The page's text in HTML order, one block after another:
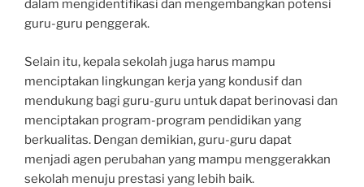
dalam mengidentifikasi dan mengembangkan potensi
guru-guru penggerak.
Selain itu, kepala sekolah juga harus mampu
menciptakan lingkungan kerja yang kondusif dan
mendukung bagi guru-guru untuk dapat berinovasi dan
menciptakan program-program pendidikan yang
berkualitas. Dengan demikian, guru-guru dapat
menjadi agen perubahan yang mampu menggerakkan
sekolah menuju prestasi yang lebih baik.